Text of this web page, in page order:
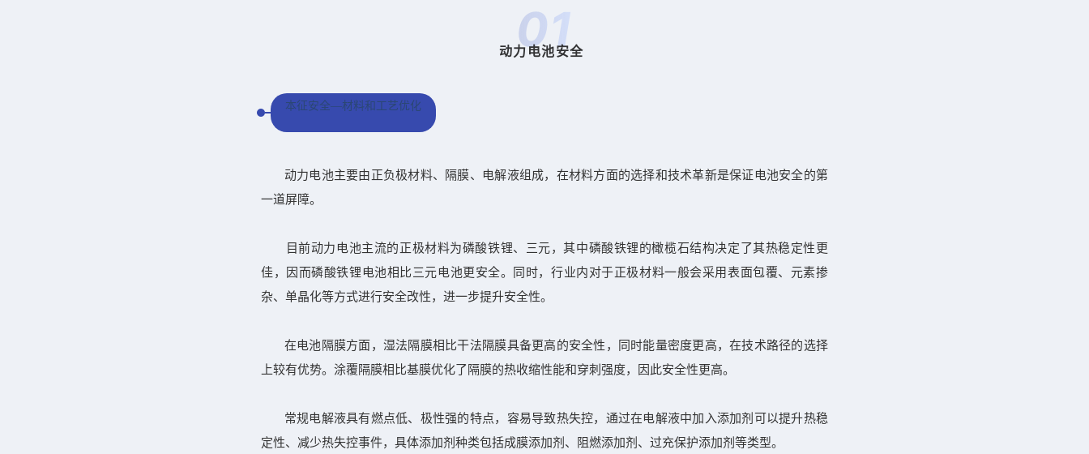
01
动力电池安全
本征安全—材料和工艺优化
动力电池主要由正负极材料、隔膜、电解液组成，在材料方面的选择和技术革新是保证电池安全的第
一道屏障。
目前动力电池主流的正极材料为磷酸铁锂、三元，其中磷酸铁锂的橄榄石结构决定了其热稳定性更
佳，因而磷酸铁锂电池相比三元电池更安全。同时，行业内对于正极材料一般会采用表面包覆、元素掺
杂、单晶化等方式进行安全改性，进一步提升安全性。
在电池隔膜方面，湿法隔膜相比干法隔膜具备更高的安全性，同时能量密度更高，在技术路径的选择
上较有优势。涂覆隔膜相比基膜优化了隔膜的热收缩性能和穿刺强度，因此安全性更高。
常规电解液具有燃点低、极性强的特点，容易导致热失控，通过在电解液中加入添加剂可以提升热稳
定性、减少热失控事件，具体添加剂种类包括成膜添加剂、阻燃添加剂、过充保护添加剂等类型。